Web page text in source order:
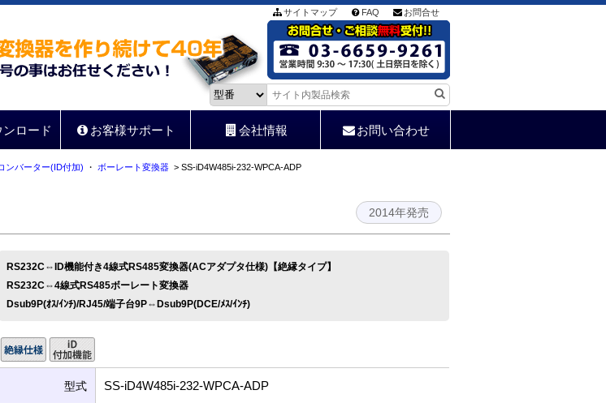
サイトマップ FAQ お問合せ
ロード お客様サポート 会社情報 お問い合わせ
ンバーター(ID付加) ・ ボーレート変換器 > SS-iD4W485i-232-WPCA-ADP
2014年発売
RS232C⇔ID機能付き4線式RS485変換器(ACアダプタ仕様)【絶縁タイプ】
RS232C⇔4線式RS485ボーレート変換器
Dsub9P(ｵｽ/ｲﾝﾁ)/RJ45/端子台9P⇔Dsub9P(DCE/ﾒｽ/ｲﾝﾁ)
型式 SS-iD4W485i-232-WPCA-ADP